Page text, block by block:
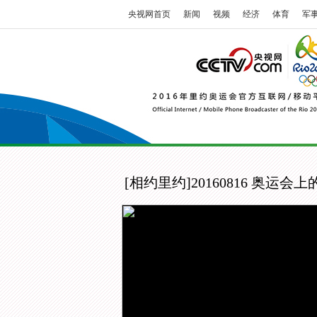
央视网首页 新闻 视频 经济 体育 军
[相约里约]20160816 奥运会上